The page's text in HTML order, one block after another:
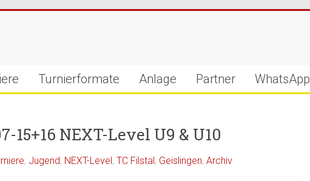
Turnierformate Anlage Partner WhatsApp
15+16 NEXT-Level U9 & U10
, Jugend, NEXT-Level, TC Filstal, Geislingen, Archiv